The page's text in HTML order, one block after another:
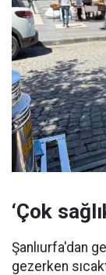
‘Çok
Şanlıurfa'dan
gezerken